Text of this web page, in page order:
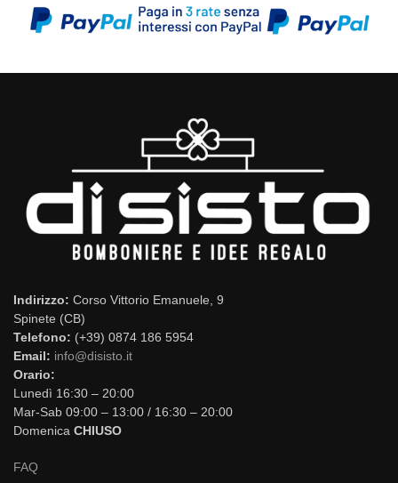
Indirizzo: Corso Vittorio Emanuele, 9
Spinete (CB)
Telefono: (+39) 0874 186 5954
Email: info@disisto.it
Orario:
Lunedì 16:30 – 20:00
Mar-Sab 09:00 – 13:00 / 16:30 – 20:00
Domenica CHIUSO
FAQ